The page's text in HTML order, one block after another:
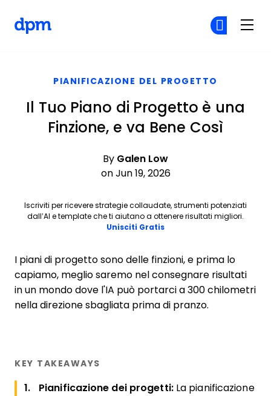
PIANIFICAZIONE DEL PROGETTO
Il Tuo Piano di Progetto è una
Finzione, e va Bene Così
By Galen Low
on Jun 19, 2026
Iscriviti per ricevere strategie collaudate, strumenti potenziati
dall’AI e template che ti aiutano a ottenere risultati migliori.
Unisciti GratisOpens new window
I piani di progetto sono delle finzioni, e prima lo
capiamo, meglio saremo nel consegnare risultati
in un mondo dove l'IA può portarci a 300 chilometri
nella direzione sbagliata prima di pranzo.
KEY TAKEAWAYS
Pianificazione dei progetti: La pianificazione